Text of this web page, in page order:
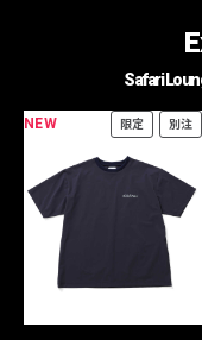
Safari
NEW 限定 別注